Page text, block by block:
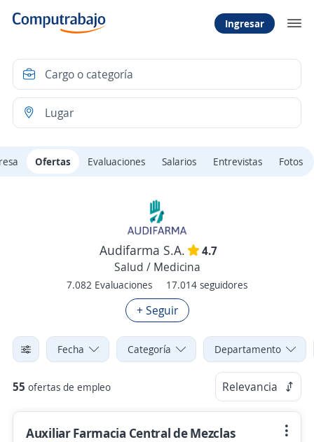
Ingresar
Ofertas Evaluaciones Salarios Entrevistas Fotos
Audifarma S.A.
4.7
Salud / Medicina
7.082 Evaluaciones 17.014 seguidores
+ Seguir
Fecha Categoría Departamento
55 ofertas de empleo Relevancia
Auxiliar Farmacia Central de Mezclas